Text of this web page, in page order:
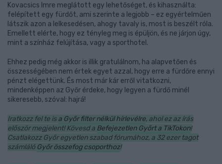
Kovacsics Imre meglátott egy lehetőséget, és kihasználta:
felépített egy fürdőt, ami szerinte a legjobb – ez egyértelműen
látszik azon a lelkesedésen, ahogy tavaly is, most is beszélt róla.
Emellett elérte, hogy ez tényleg meg is épüljön, és ne járjon úgy,
mint a színház felújítása, vagy a sporthotel.
Ehhez pedig még akkor is illik gratulálnom, ha alapvetően és
összességében nem értek egyet azzal, hogy erre a fürdőre ennyi
pénzt elégettünk. És most már kár erről vitatkozni,
mindenképpen az Győr érdeke, hogy legyen a fürdő minél
sikeresebb, szóval: hajrá!
Iratkozz fel te is a Győr filter nélkül hírlevélre, ahol ez az írás
először megjelent! Kövesd a Befejezetlen Győrt a TikTokon!
Csatlakozz Győr egyetlen szabad fórumához, a 32 ezer tagot
számláló Győr összefog csoporthoz!